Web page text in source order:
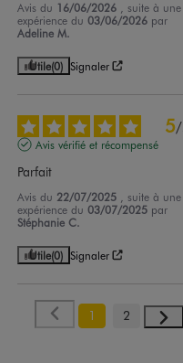
Avis du 16/06/2026
, suite à une
expérience du03/06/2026 par
Adeline M.
Utile(0) Signaler
5/
Avis vérifié et récompensé
Parfait
Avis du 22/07/2025
, suite à une
expérience du03/07/2025 par
Stéphanie C.
Utile(0) Signaler
1 2